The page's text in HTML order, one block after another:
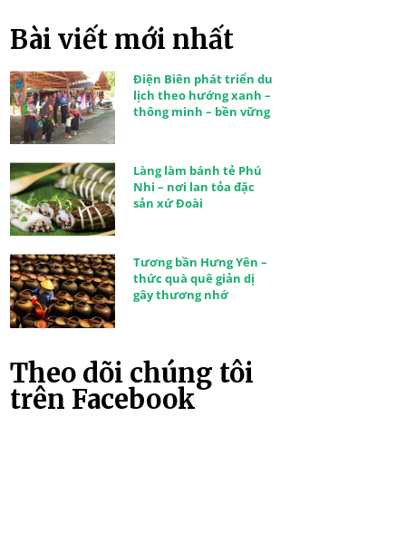
Bài viết mới nhất
Điện Biên phát triển du
lịch theo hướng xanh –
thông minh – bền vững
Làng làm bánh tẻ Phú
Nhi – nơi lan tỏa đặc
sản xứ Đoài
Tương bần Hưng Yên –
thức quà quê giản dị
gây thương nhớ
Theo dõi chúng tôi
trên Facebook